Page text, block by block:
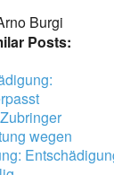
Burgi
Posts:
wegen